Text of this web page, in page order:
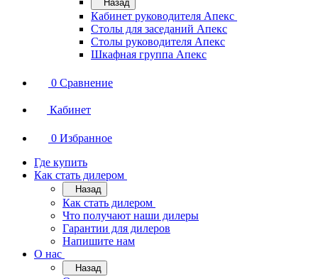
Назад
Кабинет руководителя Апекс
Столы для заседаний Апекс
Столы руководителя Апекс
Шкафная группа Апекс
0 Сравнение
Кабинет
0 Избранное
Где купить
Как стать дилером
Назад
Как стать дилером
Что получают наши дилеры
Гарантии для дилеров
Напишите нам
О нас
Назад